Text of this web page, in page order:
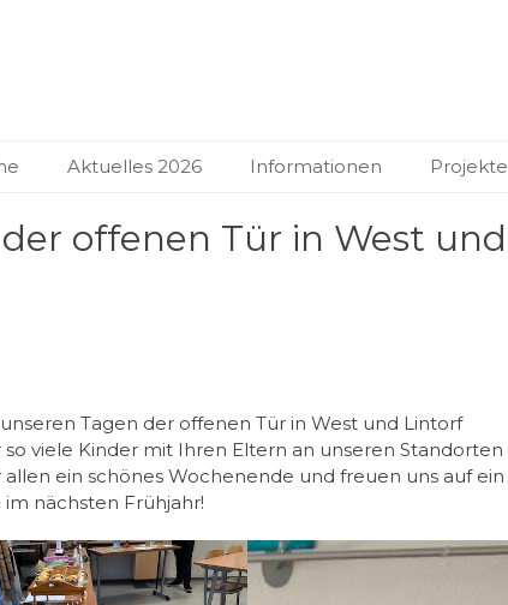
in Ratingen
Aktuelles 2026 Informationen Projekte
offenen Tür in West und
Tagen der offenen Tür in West und Lintorf
viele Kinder mit Ihren Eltern an unseren Standorten
ein schönes Wochenende und freuen uns auf ein
nächsten Frühjahr!